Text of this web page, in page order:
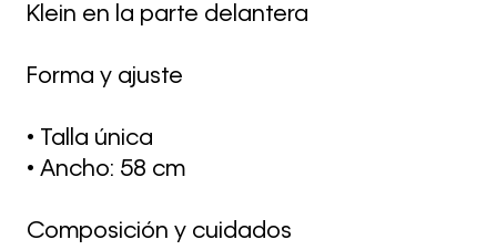
Klein en la parte delantera
Forma y ajuste
• Talla única
• Ancho: 58 cm
Composición y cuidados